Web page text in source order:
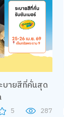
บายสีที่คั่นสุด
5 287